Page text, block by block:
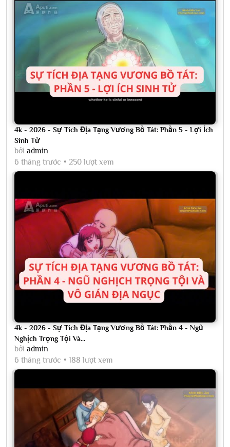
4k - 2026 - Sự Tích Địa Tạng Vương Bồ Tát: Phần 5 - Lợi Ích
Sinh Tử
bởi admin
6 tháng trước
250 lượt xem
4k - 2026 - Sự Tích Địa Tạng Vương Bồ Tát: Phần 4 - Ngũ
Nghịch Trọng Tội Và...
bởi admin
6 tháng trước
188 lượt xem